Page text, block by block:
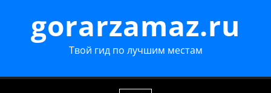
gorarzamaz.ru
Твой гид по лучшим местам